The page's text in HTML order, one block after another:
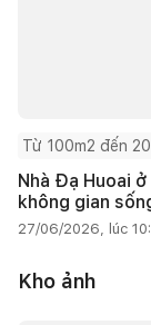
Từ 100m2 đến
Nhà Đạ Huoai
không gian
27/06/2026, lúc
Kho ảnh